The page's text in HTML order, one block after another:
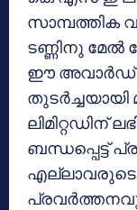
സാമ്പത്തിക
ടണ്ണിനു മേൽ
ഈ അവാർഡ്
ലിമിറ്റഡിന്
ബന്ധപ്പെട്ട്